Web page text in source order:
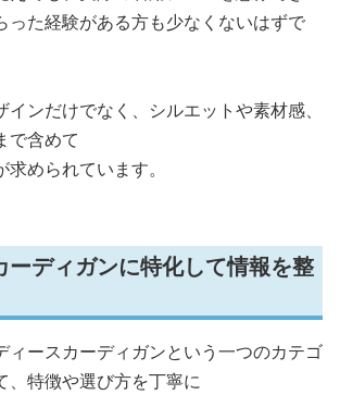
った経験がある方も少なくないはずで
ンだけでなく、シルエットや素材感、
で含めて
められています。
ーディガンに特化して情報を整
ィースカーディガンという一つのカテゴ
、特徴や選び方を丁寧に